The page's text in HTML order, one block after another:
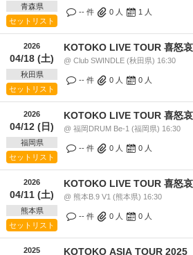
青森県
セットリスト
-- 件 0 人 1 人
2026
04/18 (土)
秋田県
セットリスト
KOTOKO LIVE TOUR 喜怒
@ Club SWINDLE (秋田県) 16:30
-- 件 0 人 0 人
2026
04/12 (日)
福岡県
セットリスト
KOTOKO LIVE TOUR 喜怒
@ 福岡DRUM Be-1 (福岡県) 16:30
-- 件 0 人 0 人
2026
04/11 (土)
熊本県
セットリスト
KOTOKO LIVE TOUR 喜怒
@ 熊本B.9 V1 (熊本県) 16:30
-- 件 0 人 0 人
2025 KOTOKO ASIA TOUR 2025